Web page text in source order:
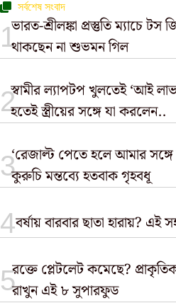
সর্বশেষ সংবাদ
ভারত-শ্রীলঙ্কা প্রস্তুতি ম্যাচে টস
থাকছেন না শুভমন গিল
স্বামীর ল্যাপটপ খুলতেই ‘আই
হতেই স্ত্রীয়ের সঙ্গে যা করলেন..
‘রেজাল্ট পেতে হলে আমার
কুরুচি মন্তব্যে হতবাক গৃহবধূ
বর্ষায় বারবার ছাতা হারায়?
রক্তে প্লেটলেট কমেছে?
রাখুন এই ৮ সুপারফুড